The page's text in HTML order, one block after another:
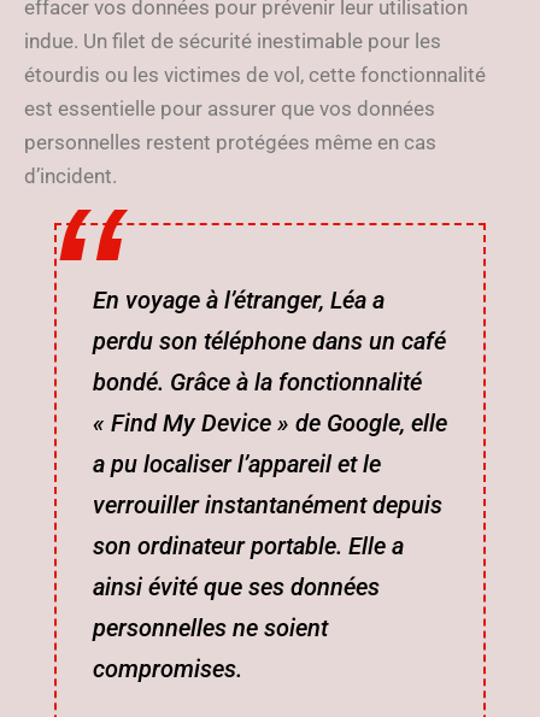
effacer vos données pour prévenir leur utilisation
indue. Un filet de sécurité inestimable pour les
étourdis ou les victimes de vol, cette fonctionnalité
est essentielle pour assurer que vos données
personnelles restent protégées même en cas
d’incident.
En voyage à l’étranger, Léa a
perdu son téléphone dans un café
bondé. Grâce à la fonctionnalité
« Find My Device » de Google, elle
a pu localiser l’appareil et le
verrouiller instantanément depuis
son ordinateur portable. Elle a
ainsi évité que ses données
personnelles ne soient
compromises.